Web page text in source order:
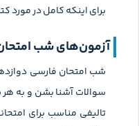
برای اینکه کامل در مورد
آزمون‌های شب
شب امتحان فارسی
سوالات آشنا بشن و به
تالیفی مناسب برای